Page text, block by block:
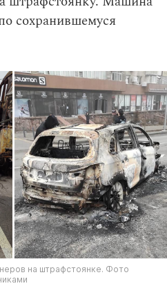
сохранившемуся
на штрафстоянке. Фото